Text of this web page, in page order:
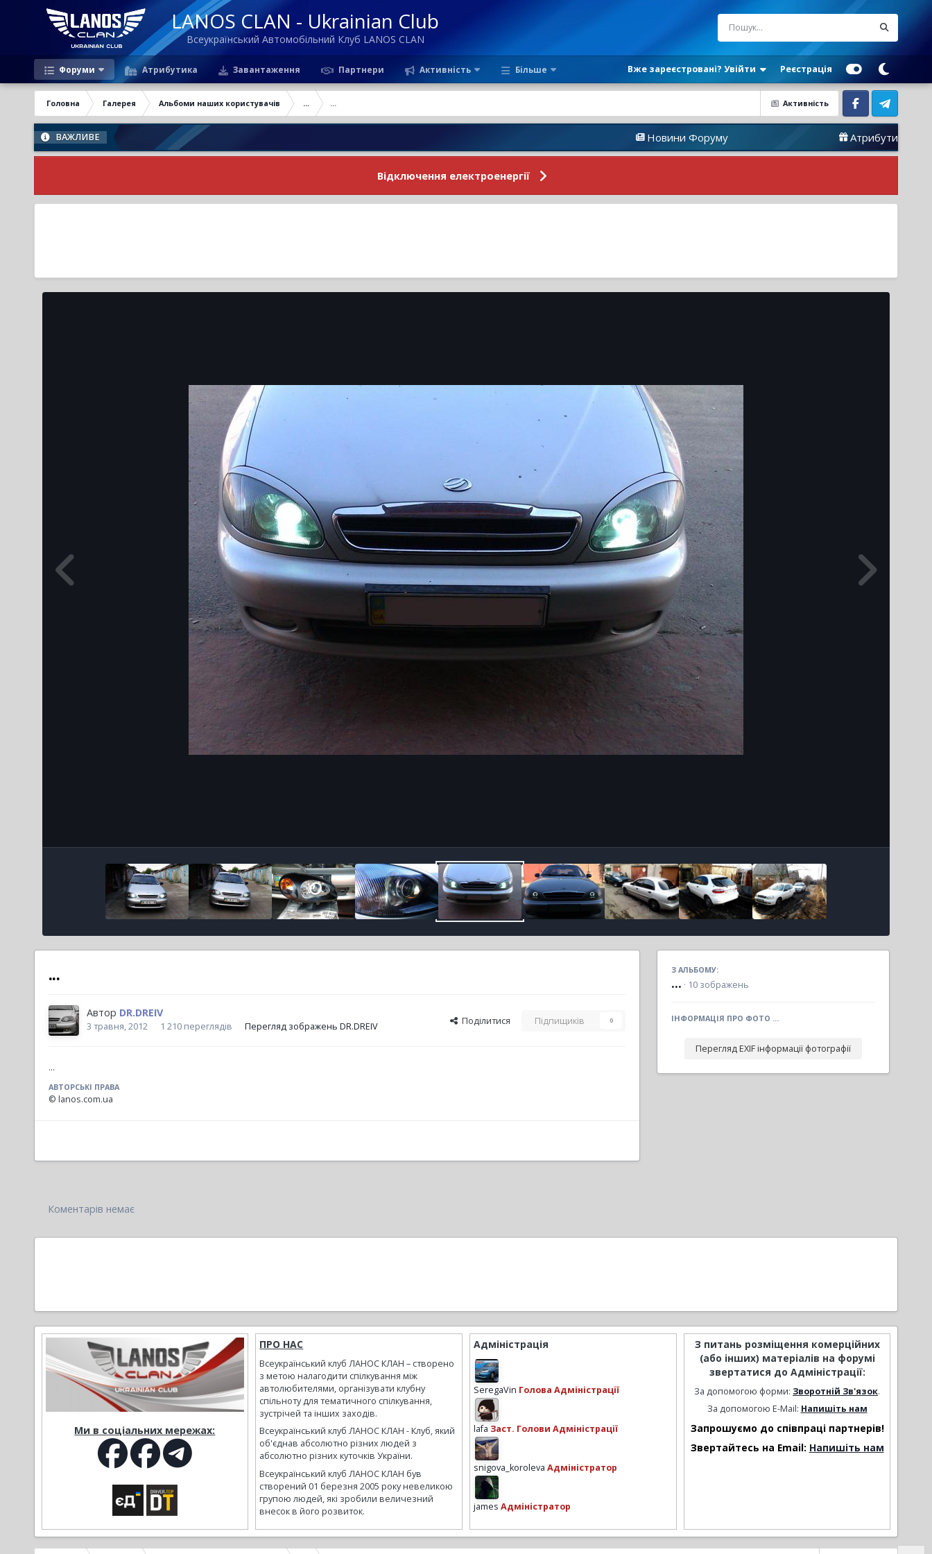
LANOS CLAN - Ukrainian Club
Всеукраїнський Автомобільний Клуб LANOS CLAN
Форуми Атрибутика Завантаження Партнери Активність Більше Вже зареєстровані? Увійти Реєстрація
Активність
Головна Галерея Альбоми наших користувачів ... ...
Facebook Telegram
ВАЖЛИВЕ Новини Форуму Атрибутика
Відключення електроенергії
...
Автор DR.DREIV
3 травня, 2012 1 210 переглядів Перегляд зображень DR.DREIV Поділитися Підпищиків 0
...
АВТОРСЬКІ ПРАВА
© lanos.com.ua
З АЛЬБОМУ:
... · 10 зображень
ІНФОРМАЦІЯ ПРО ФОТО ...
Перегляд EXIF інформації фотографії
Коментарів немає
Ми в соціальних мережах:
ПРО НАС
Всеукраїнський клуб ЛАНОС КЛАН – створено
з метою налагодити спілкування між
автолюбителями, організувати клубну
спільноту для тематичного спілкування,
зустрічей та інших заходів.
Всеукраїнський клуб ЛАНОС КЛАН - Клуб, який
об'єднав абсолютно різних людей з
абсолютно різних куточків України.
Всеукраїнський клуб ЛАНОС КЛАН був
створений 01 березня 2005 року невеликою
групою людей, які зробили величезний
внесок в його розвиток.
Адміністрація
SeregaVin Голова Адміністрації
lafa Заст. Голови Адміністрації
snigova_koroleva Адміністратор
james Адміністратор
З питань розміщення комерційних
(або інших) матеріалів на форумі
звертатися до Адміністрації:
За допомогою форми: Зворотній Зв'язок.
За допомогою E-Mail: Напишіть нам
Запрошуємо до співпраці партнерів!
Звертайтесь на Email: Напишіть нам